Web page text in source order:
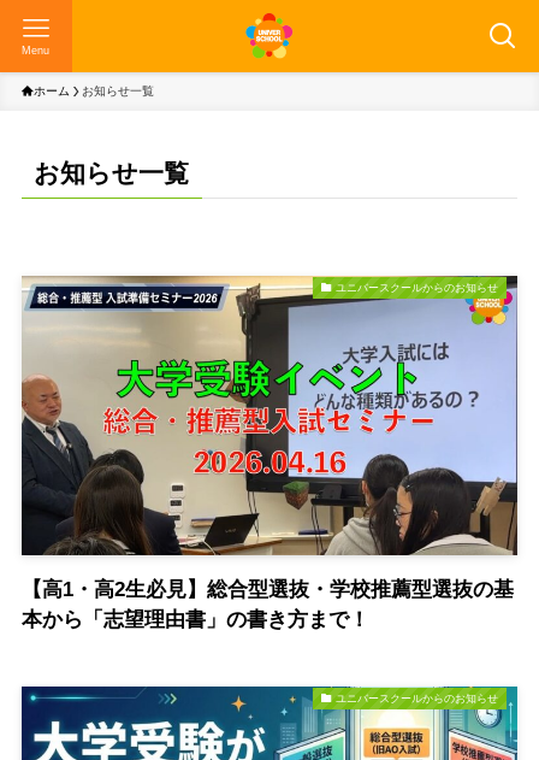
Menu
ホーム お知らせ一覧
お知らせ一覧
ユニバースクールからのお知らせ
【高1・高2生必見】総合型選抜・学校推薦型選抜の基
本から「志望理由書」の書き方まで！
ユニバースクールからのお知らせ